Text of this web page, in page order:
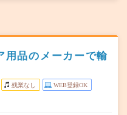
用品のメーカーで輸
残業なし WEB登録OK